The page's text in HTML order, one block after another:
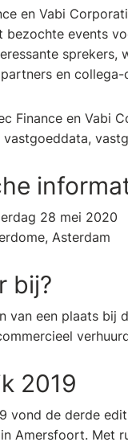
en Vabi
bezochte events
sprekers,
en
Finance en Vabi
vastgoeddata,
28 mei 2020
Asterdam
bij?
van een plaats bij
2019
vond de derde
Amersfoort. Met